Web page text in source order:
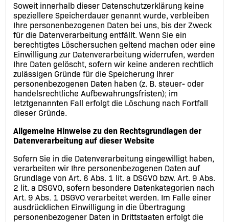
Soweit innerhalb dieser Datenschutzerklärung keine
speziellere Speicherdauer genannt wurde, verbleiben
Ihre personenbezogenen Daten bei uns, bis der Zweck
für die Datenverarbeitung entfällt. Wenn Sie ein
berechtigtes Löschersuchen geltend machen oder eine
Einwilligung zur Datenverarbeitung widerrufen, werden
Ihre Daten gelöscht, sofern wir keine anderen rechtlich
zulässigen Gründe für die Speicherung Ihrer
personenbezogenen Daten haben (z. B. steuer- oder
handelsrechtliche Aufbewahrungsfristen); im
letztgenannten Fall erfolgt die Löschung nach Fortfall
dieser Gründe.
Allgemeine Hinweise zu den Rechtsgrundlagen der
Datenverarbeitung auf dieser Website
Sofern Sie in die Datenverarbeitung eingewilligt haben,
verarbeiten wir Ihre personenbezogenen Daten auf
Grundlage von Art. 6 Abs. 1 lit. a DSGVO bzw. Art. 9 Abs.
2 lit. a DSGVO, sofern besondere Datenkategorien nach
Art. 9 Abs. 1 DSGVO verarbeitet werden. Im Falle einer
ausdrücklichen Einwilligung in die Übertragung
personenbezogener Daten in Drittstaaten erfolgt die